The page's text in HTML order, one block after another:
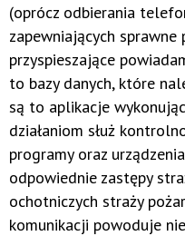
(oprócz odbierania
zapewniających
przyspieszające
to bazy danych, które
są to aplikacje
działaniom służ
programy oraz
odpowiednie zastępy
ochotniczych straży
komunikacji powoduje